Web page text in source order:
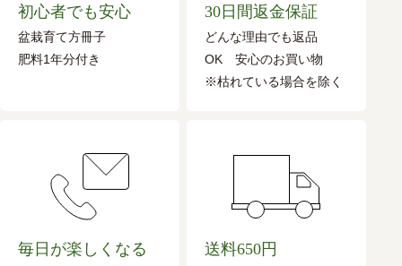
初心者でも安心
盆栽育て方冊子
肥料1年分付き
30日間返金保証
どんな理由でも返品
OK 安心のお買い物
※枯れている場合を除く
毎日が楽しくなる 送料650円